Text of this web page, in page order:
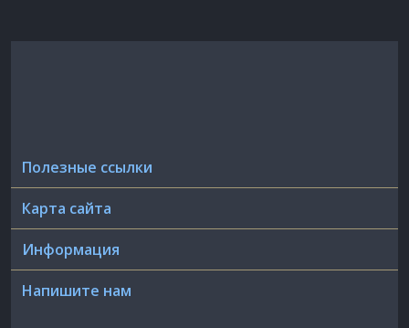
Полезные ссылки
Карта сайта
Информация
Напишите нам